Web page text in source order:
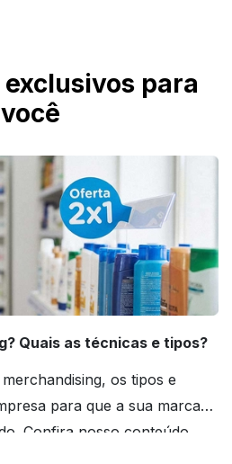
para
você
Quais as técnicas e tipos?
os tipos e
para que a sua marca
Confira nosso conteúdo